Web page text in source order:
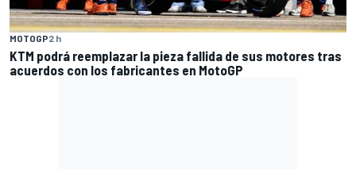
MOTOGP2 h
KTM podrá reemplazar la pieza fallida de sus motores tras
acuerdos con los fabricantes en MotoGP